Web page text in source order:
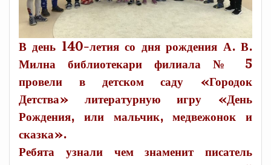
В день 140-летия со дня рождения А. В.
Милна библиотекари филиала № 5
провели в детском саду «Городок
Детства» литературную игру «День
Рождения, или мальчик, медвежонок и
сказка».
Ребята узнали чем знаменит писатель